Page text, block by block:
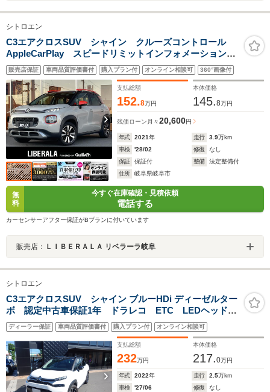
シトロエン
C3エアクロスSUV シャイン クルーズコントロール
AppleCarPlay スピードリミットインフォメーション
アクティブセーフティブレーキ フロントソナー/バック
ソナーレーンデパーチャーウォーニングドライバーアテ
ンションア
販売店保証 車両品質評価書付 購入プラン付 オンライン相談可 360°画像付
支払総額
152.8万円
本体価格
145.8万円
残価ローン 月々20,600円
年式 2021年 走行 3.9万km
車検
'28/02 修復
なし
保証
保証付 整備
法定整備付
住所
岐阜県岐阜市
無
料
今すぐ在庫確認・見積依頼
電話する
カーセンサーアフター保証がBプランに付いています
販売店： ＬＩＢＥＲＡＬＡ リベラーラ岐阜
シトロエン
C3エアクロスSUV シャイン ブルーHDi ディーゼルター
ボ 認定中古車保証1年 ドラレコ ETC LEDヘッドラ
イト バックカメラ カープレイ&アンドロイドオート
クルコン
ディーラー保証 車両品質評価書付 購入プラン付 オンライン相談可
支払総額
232万円
本体価格
217.0万円
年式 2022年 走行 2.5万km
車検
'27/06 修復
なし